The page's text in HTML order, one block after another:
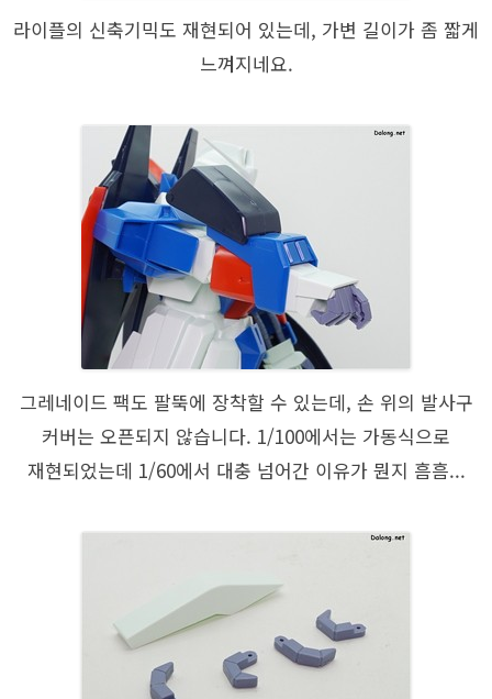
라이플의 신축기믹도 재현되어 있는데, 가변 길이가 좀 짧게
느껴지네요.
그레네이드 팩도 팔뚝에 장착할 수 있는데, 손 위의 발사구
커버는 오픈되지 않습니다. 1/100에서는 가동식으로
재현되었는데 1/60에서 대충 넘어간 이유가 뭔지 흠흠...